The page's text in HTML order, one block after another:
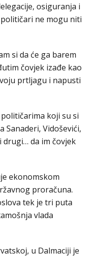
osiguranja i
ne mogu niti
si da će ga barem
čovjek izađe kao
prtljagu i napusti
koji su si
Sanaderi, Vidoševići,
drugi… da im čovjek
ekonomskom
proračuna.
tek je tri puta
vlada
u Dalmaciji je